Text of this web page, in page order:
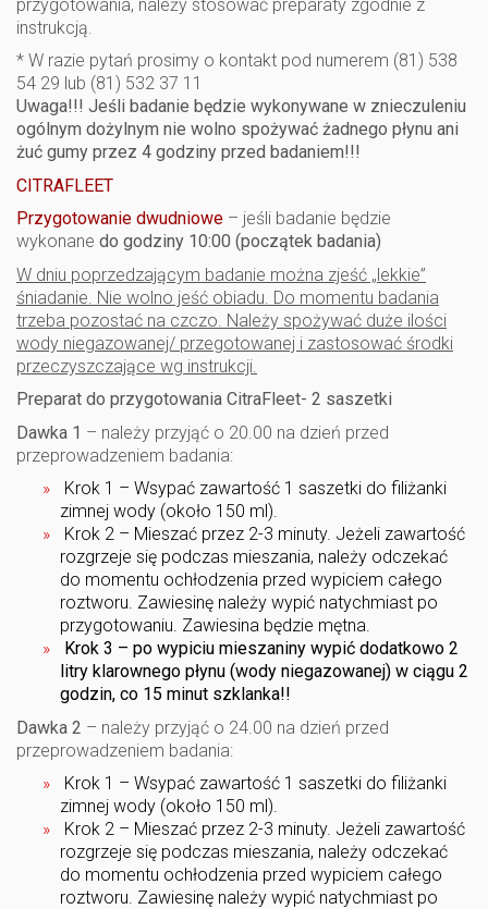
przygotowania, należy stosować preparaty zgodnie z
instrukcją.
* W razie pytań prosimy o kontakt pod numerem (81) 538
54 29 lub (81) 532 37 11
Uwaga!!! Jeśli badanie będzie wykonywane w znieczuleniu
ogólnym dożylnym nie wolno spożywać żadnego płynu ani
żuć gumy przez 4 godziny przed badaniem!!!
CITRAFLEET
Przygotowanie dwudniowe – jeśli badanie będzie
wykonane do godziny 10:00 (początek badania)
W dniu poprzedzającym badanie można zjeść „lekkie”
śniadanie. Nie wolno jeść obiadu. Do momentu badania
trzeba pozostać na czczo. Należy spożywać duże ilości
wody niegazowanej/ przegotowanej i zastosować środki
przeczyszczające wg instrukcji.
Preparat do przygotowania CitraFleet- 2 saszetki
Dawka 1 – należy przyjąć o 20.00 na dzień przed
przeprowadzeniem badania:
Krok 1 – Wsypać zawartość 1 saszetki do filiżanki
zimnej wody (około 150 ml).
Krok 2 – Mieszać przez 2-3 minuty. Jeżeli zawartość
rozgrzeje się podczas mieszania, należy odczekać
do momentu ochłodzenia przed wypiciem całego
roztworu. Zawiesinę należy wypić natychmiast po
przygotowaniu. Zawiesina będzie mętna.
Krok 3 – po wypiciu mieszaniny wypić dodatkowo 2
litry klarownego płynu (wody niegazowanej) w ciągu 2
godzin, co 15 minut szklanka!!
Dawka 2 – należy przyjąć o 24.00 na dzień przed
przeprowadzeniem badania:
Krok 1 – Wsypać zawartość 1 saszetki do filiżanki
zimnej wody (około 150 ml).
Krok 2 – Mieszać przez 2-3 minuty. Jeżeli zawartość
rozgrzeje się podczas mieszania, należy odczekać
do momentu ochłodzenia przed wypiciem całego
roztworu. Zawiesinę należy wypić natychmiast po